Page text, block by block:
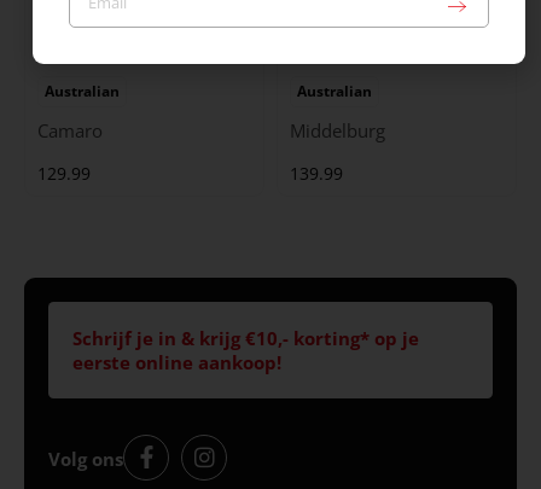
Australian
Camaro
129.99
Australian
Middelburg
139.99
Schrijf je in & krijg €10,- korting* op je
eerste online aankoop!
Volg ons